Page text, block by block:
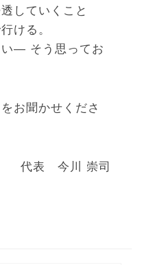
していくこと
ける。
い— そう思ってお
お聞かせくださ
代表 今川 崇司